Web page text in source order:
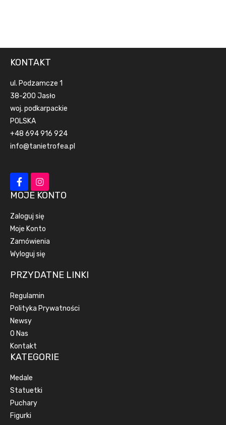
KONTAKT
ul. Podzamcze 1
38-200 Jasło
woj. podkarpackie
POLSKA
+48 694 916 924
info@tanietrofea.pl
MOJE KONTO
Zaloguj się
Moje Konto
Zamówienia
Wyloguj się
PRZYDATNE LINKI
Regulamin
Polityka Prywatności
Newsy
O Nas
Kontakt
KATEGORIE
Medale
Statuetki
Puchary
Figurki